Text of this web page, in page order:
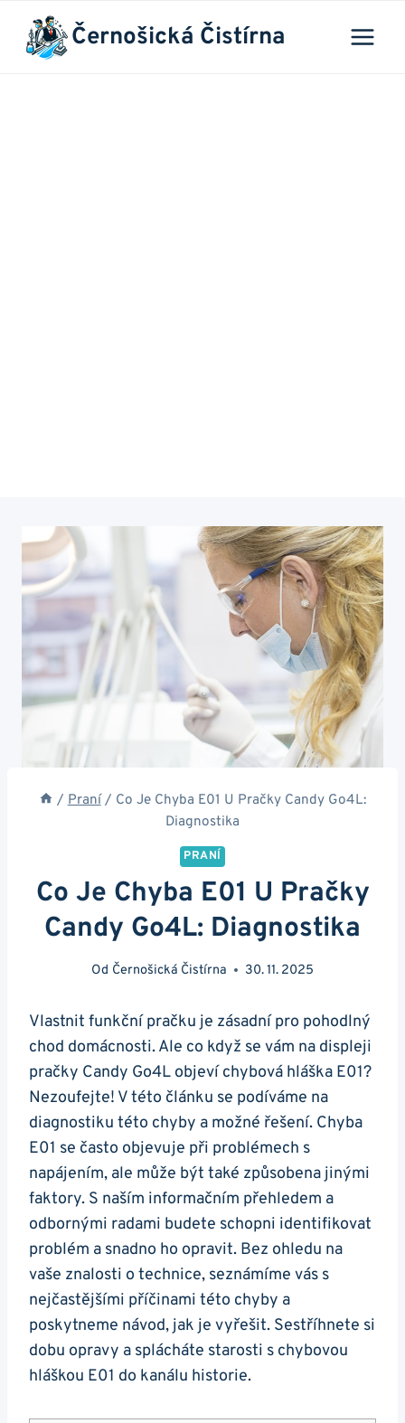
Přeskočit
obsah
Černošická Čistírna
/ Praní / Co Je Chyba E01 U Pračky Candy Go4L:
Diagnostika
PRANÍ
Co Je Chyba E01 U Pračky
Candy Go4L: Diagnostika
Od Černošická Čistírna 30. 11. 2025
Vlastnit funkční‌ pračku je zásadní ⁢pro pohodlný
chod domácnosti. Ale co když se vám⁤ na displeji⁢
pračky Candy Go4L objeví chybová hláška⁢ E01?
Nezoufejte!‍ V této‍ článku ⁣se podíváme na ​
diagnostiku této chyby a ⁢možné‌ řešení. Chyba
E01 se⁣ často objevuje při ⁣problémech s
napájením, ale ‌může ‍být také způsobena jinými
faktory. S ‍naším ‌informačním přehledem a
odbornými⁤ radami​ budete ⁣schopni‍ identifikovat
problém ‍a snadno ho opravit.⁤ Bez ohledu na
vaše znalosti ​o technice, ‍seznámíme vás s
nejčastějšími příčinami​ této chyby ‌a
poskytneme⁣ návod,⁣ jak je vyřešit. Sestříhnete si
dobu opravy ​a splácháte starosti s chybovou
‍hláškou E01 do kanálu historie.